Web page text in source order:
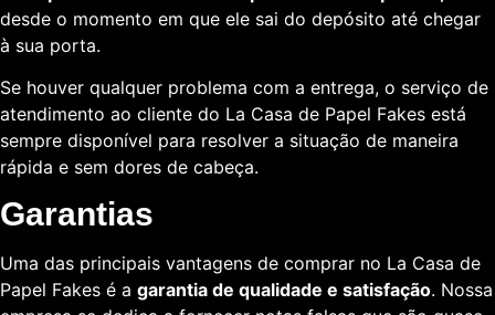
desde o momento em que ele sai do depósito até chegar
à sua porta.
Se houver qualquer problema com a entrega, o serviço de
atendimento ao cliente do La Casa de Papel Fakes está
sempre disponível para resolver a situação de maneira
rápida e sem dores de cabeça.
Garantias
Uma das principais vantagens de comprar no La Casa de
Papel Fakes é a garantia de qualidade e satisfação. Nossa